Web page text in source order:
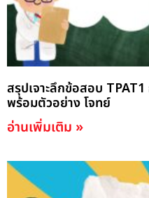
สรุปเจาะลึกข้อสอบ
พร้อมตัวอย่าง โจทย์
อ่านเพิ่มเติม »